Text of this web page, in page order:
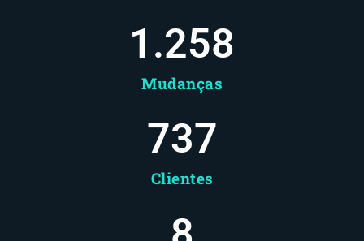
Mudanças
1.258
Clientes
737